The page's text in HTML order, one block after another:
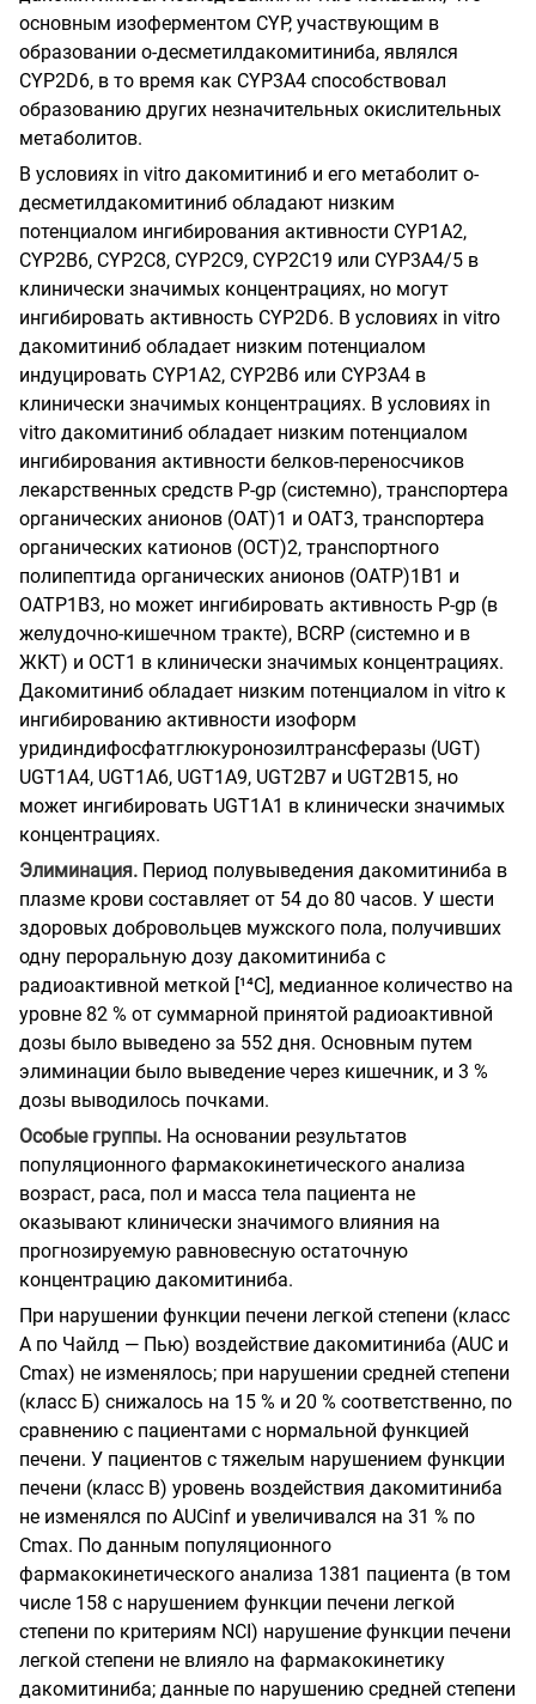
основным изоферментом CYP, участвующим в
образовании о-десметилдакомитиниба, являлся
CYP2D6, в то время как CYP3A4 способствовал
образованию других незначительных окислительных
метаболитов.
В условиях in vitro дакомитиниб и его метаболит о-
десметилдакомитиниб обладают низким
потенциалом ингибирования активности CYP1A2,
CYP2B6, CYP2C8, CYP2C9, CYP2C19 или CYP3A4/5 в
клинически значимых концентрациях, но могут
ингибировать активность CYP2D6. В условиях in vitro
дакомитиниб обладает низким потенциалом
индуцировать CYP1A2, CYP2B6 или CYP3A4 в
клинически значимых концентрациях. В условиях in
vitro дакомитиниб обладает низким потенциалом
ингибирования активности белков-переносчиков
лекарственных средств P-gp (системно), транспортера
органических анионов (ОАТ)1 и ОАТ3, транспортера
органических катионов (ОСТ)2, транспортного
полипептида органических анионов (ОАТР)1В1 и
ОАТР1В3, но может ингибировать активность P-gp (в
желудочно-кишечном тракте), BCRP (системно и в
ЖКТ) и ОСТ1 в клинически значимых концентрациях.
Дакомитиниб обладает низким потенциалом in vitro к
ингибированию активности изоформ
уридиндифосфатглюкуронозилтрансферазы (UGT)
UGT1A4, UGT1A6, UGT1A9, UGT2B7 и UGT2B15, но
может ингибировать UGT1A1 в клинически значимых
концентрациях.
Элиминация. Период полувыведения дакомитиниба в
плазме крови составляет от 54 до 80 часов. У шести
здоровых добровольцев мужского пола, получивших
одну пероральную дозу дакомитиниба с
радиоактивной меткой [¹⁴C], медианное количество на
уровне 82 % от суммарной принятой радиоактивной
дозы было выведено за 552 дня. Основным путем
элиминации было выведение через кишечник, и 3 %
дозы выводилось почками.
Особые группы. На основании результатов
популяционного фармакокинетического анализа
возраст, раса, пол и масса тела пациента не
оказывают клинически значимого влияния на
прогнозируемую равновесную остаточную
концентрацию дакомитиниба.
При нарушении функции печени легкой степени (класс
А по Чайлд — Пью) воздействие дакомитиниба (AUC и
Cmax) не изменялось; при нарушении средней степени
(класс Б) снижалось на 15 % и 20 % соответственно, по
сравнению с пациентами с нормальной функцией
печени. У пациентов с тяжелым нарушением функции
печени (класс В) уровень воздействия дакомитиниба
не изменялся по AUCinf и увеличивался на 31 % по
Cmax. По данным популяционного
фармакокинетического анализа 1381 пациента (в том
числе 158 с нарушением функции печени легкой
степени по критериям NCI) нарушение функции печени
легкой степени не влияло на фармакокинетику
дакомитиниба; данные по нарушению средней степени